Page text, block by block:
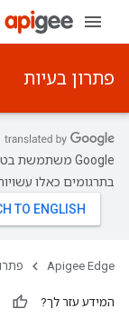
פתרון בעיות
בתרגומים כאלו
Apigee Edge
המידע עזר לך?